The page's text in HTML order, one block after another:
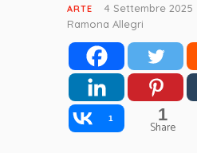
ARTE 4 Settembre 2025
Ramona Allegri
1 1
Share